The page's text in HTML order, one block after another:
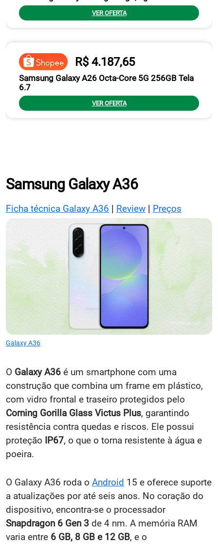
VER OFERTA
R$ 4.187,65
Samsung Galaxy A26 Octa-Core 5G 256GB Tela
6.7
VER OFERTA
Samsung Galaxy A36
Ficha técnica Galaxy A36 | Review | Preços
Galaxy A36
O Galaxy A36 é um smartphone com uma
construção que combina um frame em plástico,
com vidro frontal e traseiro protegidos pelo
Corning Gorilla Glass Victus Plus, garantindo
resistência contra quedas e riscos. Ele possui
proteção IP67, o que o torna resistente à água e
poeira.
O Galaxy A36 roda o Android 15 e oferece suporte
a atualizações por até seis anos. No coração do
dispositivo, encontra-se o processador
Snapdragon 6 Gen 3 de 4 nm. A memória RAM
varia entre 6 GB, 8 GB e 12 GB, e o